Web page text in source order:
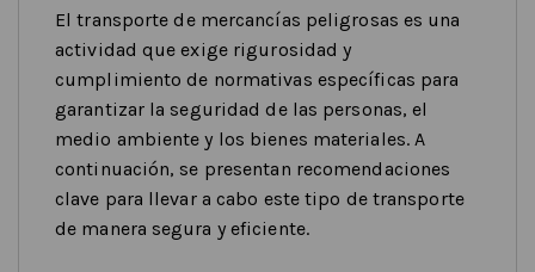
El transporte de mercancías peligrosas es una
actividad que exige rigurosidad y
cumplimiento de normativas específicas para
garantizar la seguridad de las personas, el
medio ambiente y los bienes materiales. A
continuación, se presentan recomendaciones
clave para llevar a cabo este tipo de transporte
de manera segura y eficiente.